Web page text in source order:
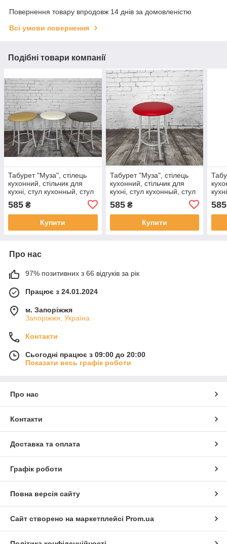
Повернення товару впродовж 14 днів за домовленістю
Всі умови повернення
Подібні товари компанії
Табурет "Муза", стілець
кухонний, стільчик для
кухні, стул кухонный, стул
585 ₴
Купити
Табурет "Муза", стілець
кухонний, стільчик для
кухні, стул кухонный, стул
585₴
Купити
585
Про нас
97% позитивних з 66 відгуків за рік
Працює з 24.01.2024
м. Запоріжжя
Запоріжжя, Україна
Контакти
Сьогодні працює з 09:00 до 20:00
Показати весь графік роботи
Про нас
Контакти
Доставка та оплата
Графік роботи
Повна версія сайту
Сайт створено на маркетплейсі Prom.ua